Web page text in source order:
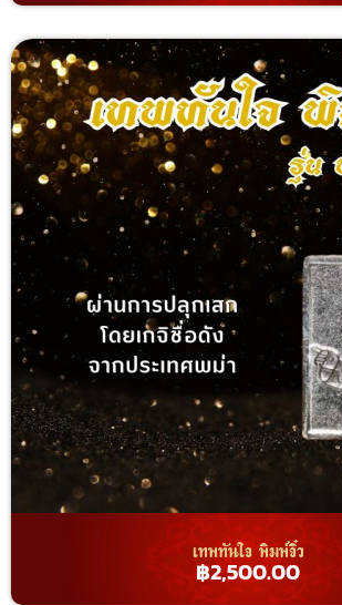
เทพทันใจ พิมพ์จิ๋ว
฿2,500.00